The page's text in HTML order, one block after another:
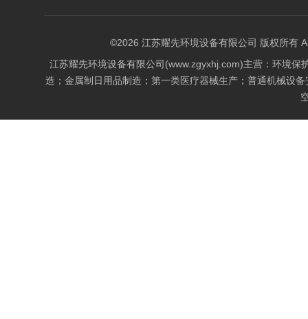
©2026 江苏耀先环境设备有限公司 版权所有
江苏耀先环境设备有限公司(www.zgyxhj.com)主营：环境
造；金属制日用品制造；第一类医疗器械生产；普通机械设